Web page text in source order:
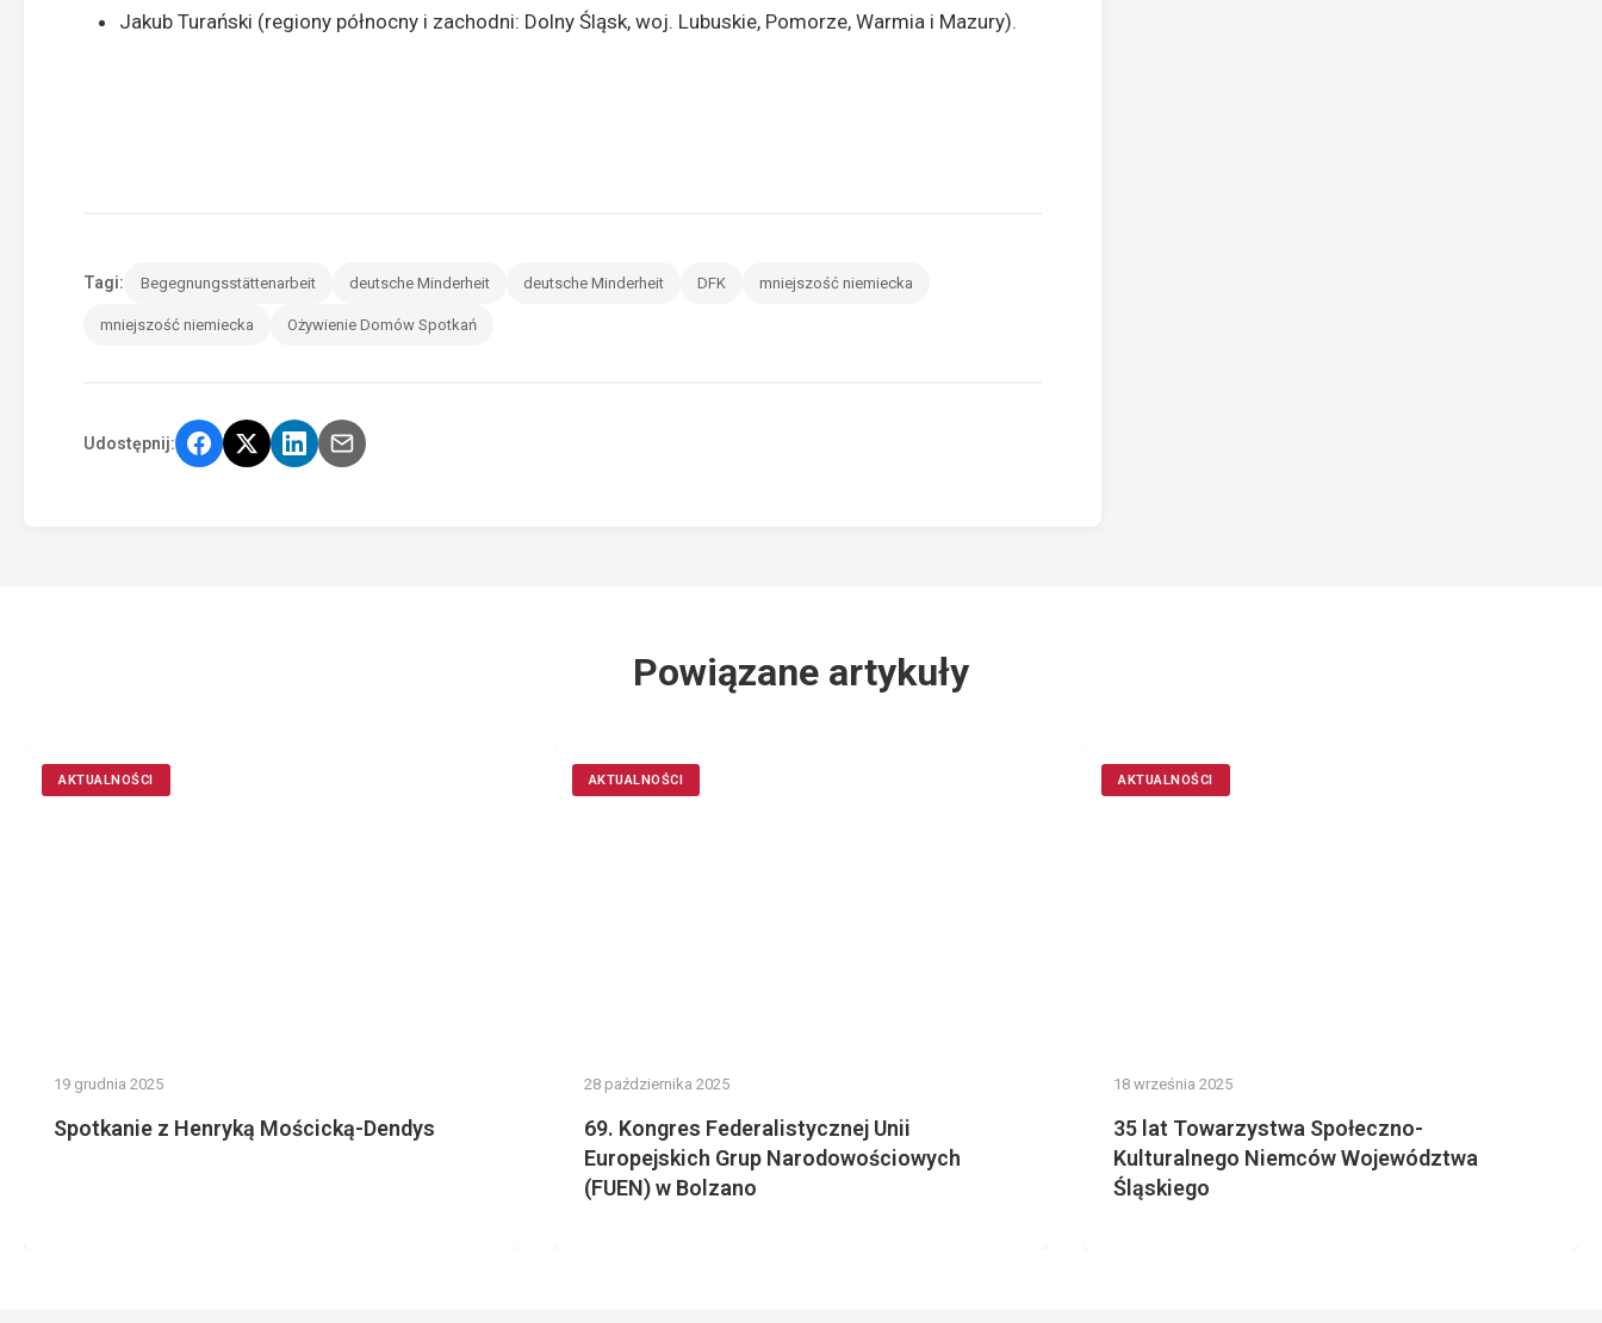
Jakub Turański (regiony północny i zachodni: Dolny Śląsk, woj. Lubuskie, Pomorze, Warmia i Mazury).
Tagi: Begegnungsstättenarbeit deutsche Minderheit deutsche Minderheit DFK mniejszość niemiecka
mniejszość niemiecka Ożywienie Domów Spotkań
Udostępnij:
Powiązane artykuły
AKTUALNOŚCI
19 grudnia 2025
Spotkanie z Henryką Mościcką-Dendys
AKTUALNOŚCI
28 października 2025
69. Kongres Federalistycznej Unii
Europejskich Grup Narodowościowych
(FUEN) w Bolzano
AKTUALNOŚCI
18 września 2025
35 lat Towarzystwa Społeczno-
Kulturalnego Niemców Województwa
Śląskiego